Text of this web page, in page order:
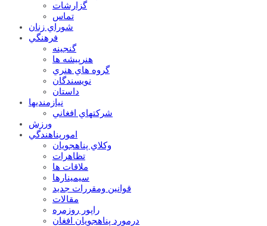
گزارشات
تماس
شوراي زنان
فرهنگي
گنجينه
هنرپيشه ها
گروه هاي هنري
نويسندگان
داستان
نيازمنديها
شرکتهاي افغاني
ورزش
امورپناهندگي
وکلاي پناهجويان
تظاهرات
ملاقات ها
سيمينارها
قوانين ومقررات جديد
مقالات
راپور روزمره
درمورد پناهجويان افغان